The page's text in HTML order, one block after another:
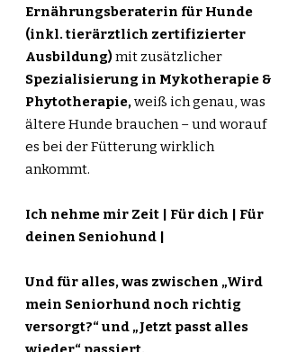
Ernährungsberaterin für Hunde
(inkl. tierärztlich zertifizierter
Ausbildung)mit zusätzlicher
Spezialisierung in Mykotherapie &
Phytotherapie,weiß ich genau, was
ältere Hunde brauchen – und worauf
es bei der Fütterung wirklich
ankommt.
Ich nehme mir Zeit | Für dich | Für
deinen Seniohund |
Und für alles, was zwischen „Wird
mein Seniorhund noch richtig
versorgt?“ und „Jetzt passt alles